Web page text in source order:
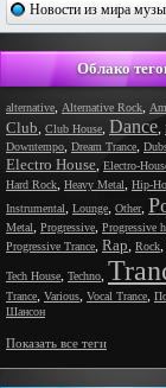
Новости из мира
Облако
alternative, Alternative Rock,
Club, Club House, Dance,
Downtempo, Dream Trance,
Electro House, Electro-
Hard Rock, Heavy Metal, Hip-
Instrumental, Lounge, Other,
Metal, Progressive, Progressive
Progressive Trance, Rap, Rock,
Tech House, Techno,
Trance, Various, Vocal Trance,
Шансон
Показать все теги